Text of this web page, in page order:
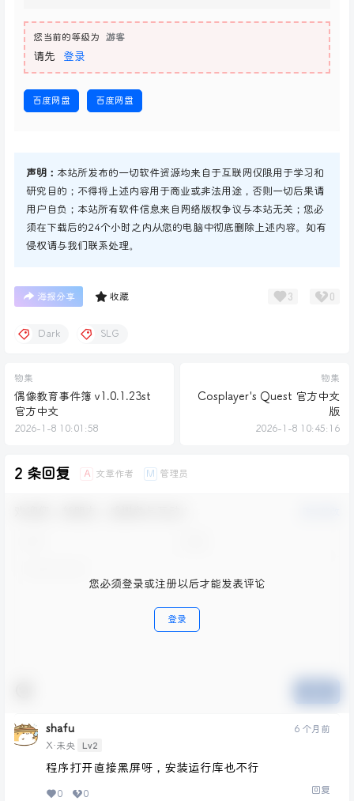
您当前的等级为 游客
请先 登录
百度网盘 百度网盘
声明： 本站所发布的一切软件资源均来自于互联网仅限用于学习和
研究目的；不得将上述内容用于商业或非法用途，否则一切后果请
用户自负；本站所有软件信息来自网络版权争议与本站无关；您必
须在下载后的24个小时之内从您的电脑中彻底删除上述内容。如有
侵权请与我们联系处理。
海报分享 收藏 3 0
Dark SLG
物集
偶像教育事件簿 v1.0.1.23st
官方中文
2026-1-8 10:01:58
物集
Cosplayer's Quest 官方中文
版
2026-1-8 10:45:16
2 条回复 A 文章作者 M 管理员
您必须登录或注册以后才能发表评论
登录
shafu
X·未央 Lv2
6 个月前
程序打开直接黑屏呀，安装运行库也不行
0 0 回复